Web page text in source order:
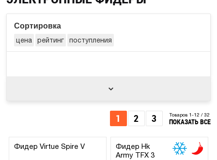
Сортировка
цена рейтинг поступления
1 2 3 Товаров 1-12 / 32
ПОКАЗАТЬ ВСЕ
Фидер Virtue Spire V
Фидер Hk
Army TFX 3